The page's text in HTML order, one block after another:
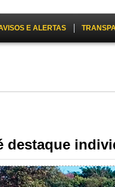
E ALERTAS
destaque